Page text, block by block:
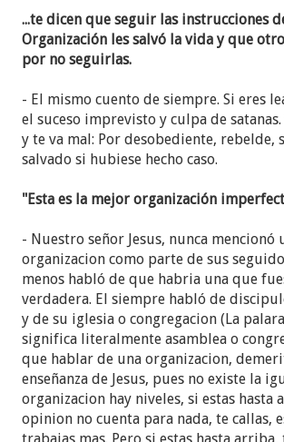
obedientes
aunque no entendamos
recibimos ciertas instrucciones.
Por si fuera poco, el deplorable video
Smith: Seamos fieles hasta en lo
16:10)" que salió hace unos días,
"Puede que a veces nos resulte
de Jehová, sobre todo cuando nos
hombres imperfectos". El consejo es el
obedecer sin rechistar,
aunque se
que nosotros creemos que no les
nos digan lo que podemos o no
instrucciones parezcan ponernos en
¿A algún Testigo no le hará ruido en
cerebro lo sospechoso que suenta
y la estúpidez que implica? Quiero
Por otro lado ¿será esto alguna
soltar algún otro nuevo cambio difícil
...te dicen que seguir las instrucciones
Organización les salvó la vida y que
por no seguirlas.
- El mismo cuento de siempre. Si eres
el suceso imprevisto y culpa de satanas.
y te va mal: Por desobediente, rebelde,
salvado si hubiese hecho caso.
"Esta es la mejor organización
- Nuestro señor Jesus, nunca mencionó
organizacion como parte de sus
menos habló de que habria una que
verdadera. El siempre habló de
y de su iglesia o congregacion (La
significa literalmente asamblea o
que hablar de una organizacion,
enseñanza de Jesus, pues no existe la
organizacion hay niveles, si estas hasta
opinion no cuenta para nada, te callas,